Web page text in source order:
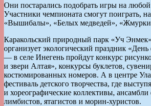
Они постарались подобрать игры на любой
Участники чемпионата смогут поиграть,
«Вышибалы», «Белых медведей»,
Каракольский природный парк «Уч
организует экологический праздник
— в селе Инегень пройдут конкурс
и звери Алтая», конкурсы буклетов,
костюмированных номеров. А в центре
фестиваль детского творчества, где
и хореографические коллективы, ансамбли
лимбистов, ятагистов и морин-хуристов.